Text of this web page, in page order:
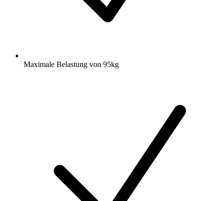
Maximale Belastung von 95kg